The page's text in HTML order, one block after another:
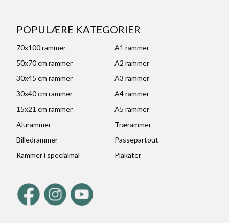
POPULÆRE KATEGORIER
70x100 rammer
A1 rammer
50x70 cm rammer
A2 rammer
30x45 cm rammer
A3 rammer
30x40 cm rammer
A4 rammer
15x21 cm rammer
A5 rammer
Alurammer
Trærammer
Billedrammer
Passepartout
Rammer i specialmål
Plakater